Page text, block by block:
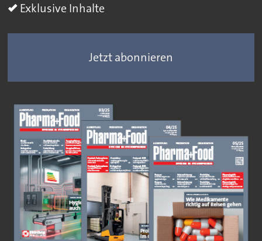
Exklusive Inhalte
Jetzt abonnieren